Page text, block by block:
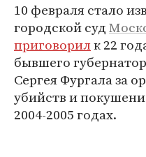
10 февраля стало
городской суд
приговорилк 22
бывшего
Сергея Фургала за
убийств и
2004-2005 годах.